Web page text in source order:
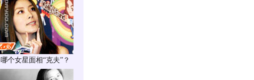
哪个女星面相“克夫”？